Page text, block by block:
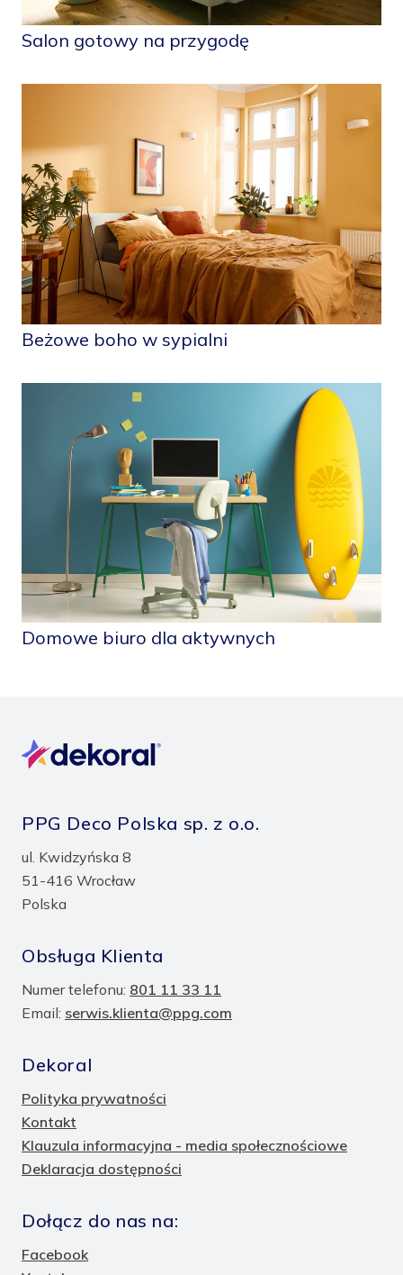
Salon gotowy na przygodę
Beżowe boho w sypialni
Domowe biuro dla aktywnych
PPG Deco Polska sp. z o.o.
ul. Kwidzyńska 8
51-416 Wrocław
Polska
Obsługa Klienta
Numer telefonu: 801 11 33 11
Email: serwis.klienta@ppg.com
Dekoral
Polityka prywatności
Kontakt
Klauzula informacyjna - media społecznościowe
Deklaracja dostępności
Dołącz do nas na:
Facebook